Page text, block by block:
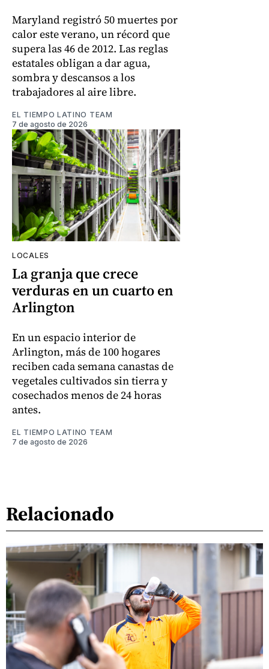
Maryland registró 50 muertes por
calor este verano, un récord que
supera las 46 de 2012. Las reglas
estatales obligan a dar agua,
sombra y descansos a los
trabajadores al aire libre.
EL TIEMPO LATINO TEAM
7 de agosto de 2026
LOCALES
La granja que crece
verduras en un cuarto en
Arlington
En un espacio interior de
Arlington, más de 100 hogares
reciben cada semana canastas de
vegetales cultivados sin tierra y
cosechados menos de 24 horas
antes.
EL TIEMPO LATINO TEAM
7 de agosto de 2026
Relacionado